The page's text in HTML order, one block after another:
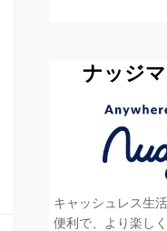
ナッジ
キャッシュレス生
便利で、より楽し